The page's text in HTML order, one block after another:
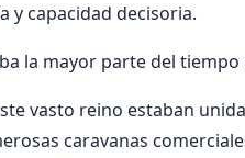
y capacidad decisoria.
la mayor parte del
vasto reino estaban
caravanas